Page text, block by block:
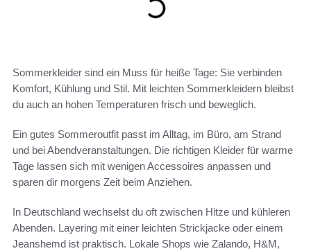
Sommerkleider sind ein Muss für heiße Tage: Sie verbinden
Komfort, Kühlung und Stil. Mit leichten Sommerkleidern bleibst
du auch an hohen Temperaturen frisch und beweglich.
Ein gutes Sommeroutfit passt im Alltag, im Büro, am Strand
und bei Abendveranstaltungen. Die richtigen Kleider für warme
Tage lassen sich mit wenigen Accessoires anpassen und
sparen dir morgens Zeit beim Anziehen.
In Deutschland wechselst du oft zwischen Hitze und kühleren
Abenden. Layering mit einer leichten Strickjacke oder einem
Jeanshemd ist praktisch. Lokale Shops wie Zalando, H&M,